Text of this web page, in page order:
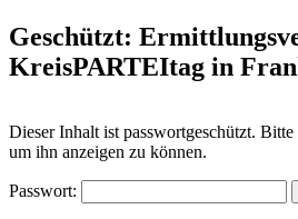
Geschützt:
KreisPARTEItag in
Dieser Inhalt ist passwortgeschützt.
um ihn anzeigen zu können.
Passwort: